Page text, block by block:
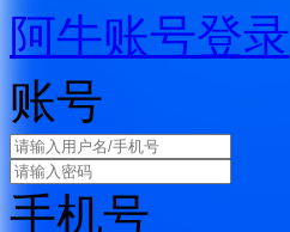
阿牛账号登录
账号
手机号